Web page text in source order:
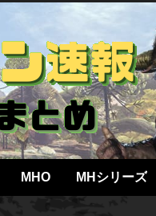
MHO MHシリーズ